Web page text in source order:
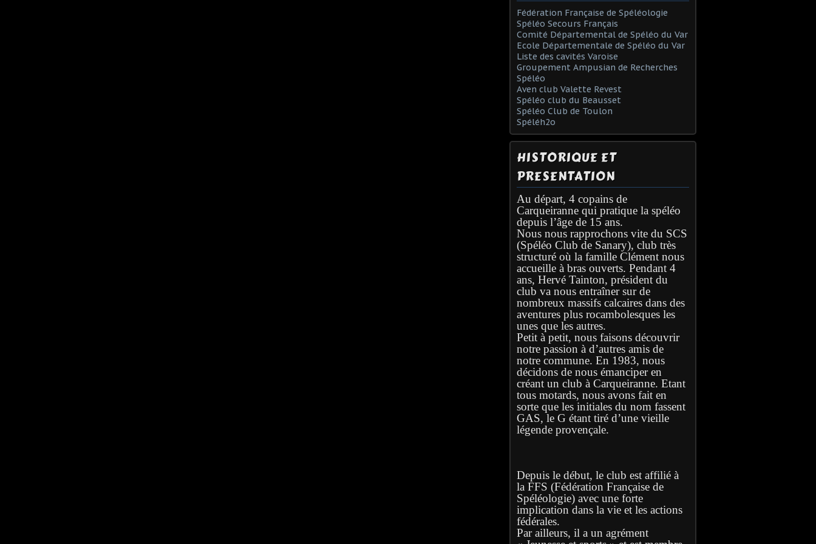
Fédération Française de Spéléologie
Spéléo Secours Français
Comité Départemental de Spéléo du Var
Ecole Départementale de Spéléo du Var
Liste des cavités Varoise
Groupement Ampusian de Recherches
Spéléo
Aven club Valette Revest
Spéléo club du Beausset
Spéléo Club de Toulon
Spéléh2o
HISTORIQUE ET
PRESENTATION
Au départ, 4 copains de
Carqueiranne qui pratique la spéléo
depuis l’âge de 15 ans.
Nous nous rapprochons vite du SCS
(Spéléo Club de Sanary), club très
structuré où la famille Clément nous
accueille à bras ouverts. Pendant 4
ans, Hervé Tainton, président du
club va nous entraîner sur de
nombreux massifs calcaires dans des
aventures plus rocambolesques les
unes que les autres.
Petit à petit, nous faisons découvrir
notre passion à d’autres amis de
notre commune. En 1983, nous
décidons de nous émanciper en
créant un club à Carqueiranne. Etant
tous motards, nous avons fait en
sorte que les initiales du nom fassent
GAS, le G étant tiré d’une vieille
légende provençale.
Depuis le début, le club est affilié à
la FFS (Fédération Française de
Spéléologie) avec une forte
implication dans la vie et les actions
fédérales.
Par ailleurs, il a un agrément